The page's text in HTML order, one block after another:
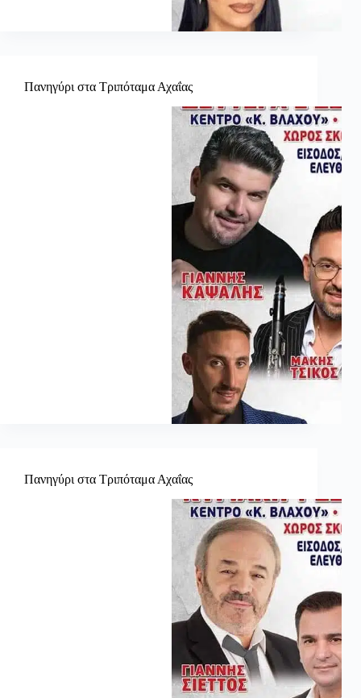
Πανηγύρι στα Τριπόταμα Αχαΐας
Πανηγύρι στα Τριπόταμα Αχαΐας